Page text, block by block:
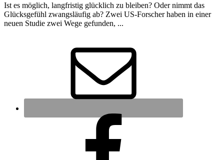
Ist es möglich, langfristig glücklich zu bleiben? Oder nimmt das
Glücksgefühl zwangsläufig ab? Zwei US-Forscher haben in einer
neuen Studie zwei Wege gefunden, ...